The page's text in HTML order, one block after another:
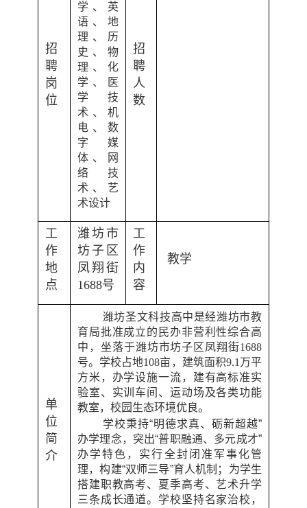
招
聘
岗
位
学、英
语、地
理、历
史、物
理、化
学、医
学技
术、机
电、数
字媒
体、网
络技
术、艺
术设计
招
聘
人
数
工
作
地
点
潍坊市
坊子区
凤翔街
1688号
工
作
内
容
教学
单
位
简
介
潍坊圣文科技高中是经潍坊市教
育局批准成立的民办非营利性综合高
中，坐落于潍坊市坊子区凤翔街1688
号。学校占地108亩，建筑面积9.1 万平
方米，办学设施一流，建有高标准实
验室、实训车间、运动场及各类功能
教室，校园生态环境优良。
学校秉持“明德求真、砺新超越”
办学理念，突出“普职融通、多元成才”
办学特色，实行全封闭准军事化管
理，构建“双师三导”育人机制；为学生
搭建职教高考、夏季高考、艺术升学
三条成长通道。学校坚持名家治校，